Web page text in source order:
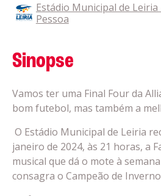
Estádio Municipal de
Pessoa
Sinopse
Vamos ter uma Final Four da
bom futebol, mas também a
O Estádio Municipal de Leiria
janeiro de 2024, às 21 horas, a
musical que dá o mote à
consagra o Campeão de